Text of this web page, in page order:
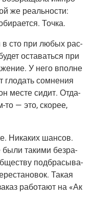
же реаль­но­сти:
Точка.
в сто при любых рас­
оста­вать­ся при
У него вполне
гло­дать сомне­ния
месте сидит. Отда­
то — это, ско­рее,
Ника­ких шан­сов.
были таки­ми без­ра­
под­бра­сы­ва­
Такая
рабо­та­ют на «Ак